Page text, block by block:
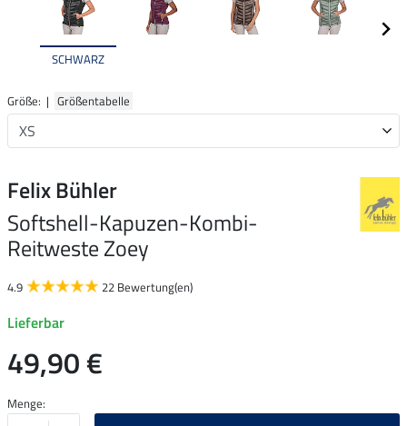
SCHWARZ
Größe: | Größentabelle
Felix Bühler
Softshell-Kapuzen-Kombi-
Reitweste Zoey
4.9 22 Bewertung(en)
Lieferbar
49,90 €
Menge: